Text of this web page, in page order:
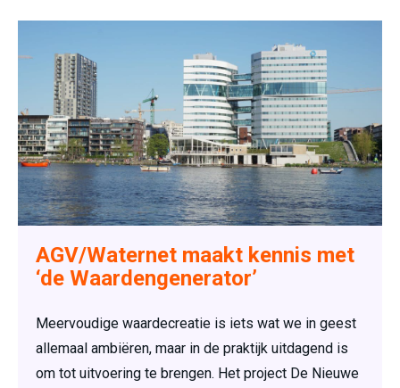
AGV/Waternet maakt kennis met
‘de Waardengenerator’
Meervoudige waardecreatie is iets wat we in geest
allemaal ambiëren, maar in de praktijk uitdagend is
om tot uitvoering te brengen. Het project De Nieuwe